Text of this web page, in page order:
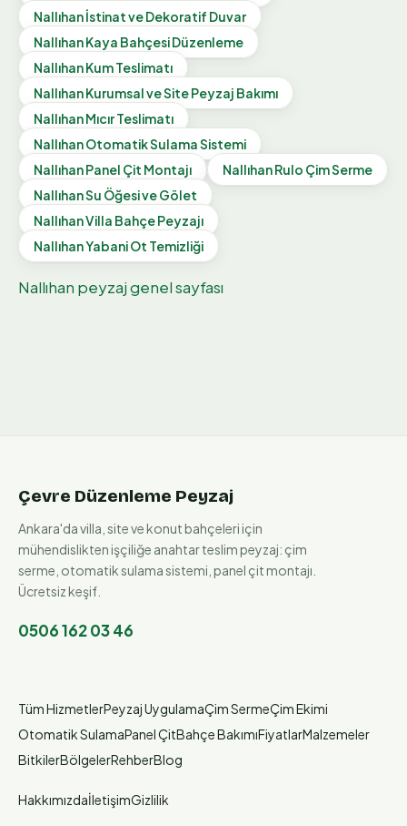
Nallıhanİstinat ve Dekoratif Duvar
NallıhanKaya Bahçesi Düzenleme
NallıhanKum Teslimatı
NallıhanKurumsal ve Site Peyzaj Bakımı
NallıhanMıcır Teslimatı
NallıhanOtomatik Sulama Sistemi
NallıhanPanel Çit Montajı NallıhanRulo Çim Serme
NallıhanSu Öğesi ve Gölet
NallıhanVilla Bahçe Peyzajı
NallıhanYabani Ot Temizliği
Nallıhan peyzaj genel sayfası
Çevre Düzenleme Peyzaj
Ankara'da villa, site ve konut bahçeleri için
mühendislikten işçiliğe anahtar teslim peyzaj: çim
serme, otomatik sulama sistemi, panel çit montajı.
Ücretsiz keşif.
0506 162 03 46
Tüm HizmetlerPeyzaj UygulamaÇim SermeÇim Ekimi
Otomatik SulamaPanel ÇitBahçe BakımıFiyatlarMalzemeler
BitkilerBölgelerRehberBlog
HakkımızdaİletişimGizlilik